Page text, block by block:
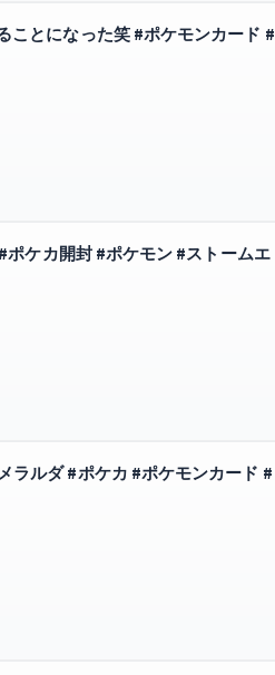
ことになった笑 #ポケモンカード #
ケカ開封 #ポケモン #ストームエ
ラルダ #ポケカ #ポケモンカード #